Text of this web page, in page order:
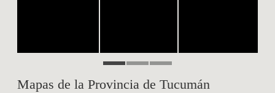
Mapas de la Provincia de Tucumán